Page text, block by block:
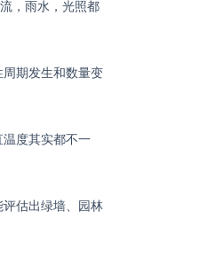
，雨水，光照都
期发生和数量变
度其实都不一
估出绿墙、园林